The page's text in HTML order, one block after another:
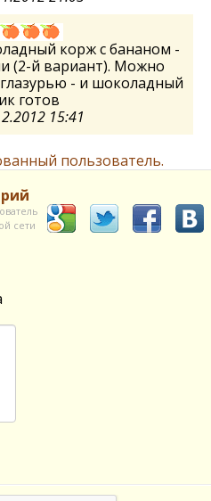
корж с бананом -
(2-й вариант). Можно
- и шоколадный
готов
15:41
пользователь.
сети